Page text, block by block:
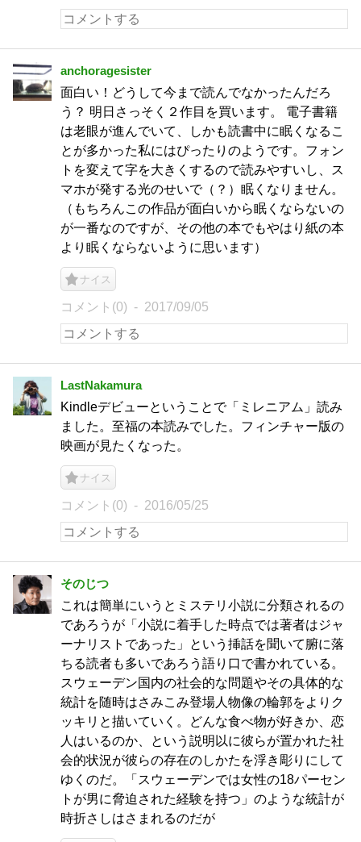
anchoragesister
面白い！どうして今まで読んでなかったんだろ
う？ 明日さっそく２作目を買います。 電子書籍
は老眼が進んでいて、しかも読書中に眠くなるこ
とが多かった私にはぴったりのようです。フォン
トを変えて字を大きくするので読みやすいし、ス
マホが発する光のせいで（？）眠くなりません。
（もちろんこの作品が面白いから眠くならないの
が一番なのですが、その他の本でもやはり紙の本
より眠くならないように思います）
ナイス
コメント(0) 2017/09/05
LastNakamura
Kindleデビューということで「ミレニアム」読み
ました。至福の本読みでした。フィンチャー版の
映画が見たくなった。
ナイス
コメント(0) 2016/05/25
そのじつ
これは簡単にいうとミステリ小説に分類されるの
であろうが「小説に着手した時点では著者はジャ
ーナリストであった」という挿話を聞いて腑に落
ちる読者も多いであろう語り口で書かれている。
スウェーデン国内の社会的な問題やその具体的な
統計を随時はさみこみ登場人物像の輪郭をよりク
ッキリと描いていく。どんな食べ物が好きか、恋
人はいるのか、という説明以に彼らが置かれた社
会的状況が彼らの存在のしかたを浮き彫りにして
ゆくのだ。「スウェーデンでは女性の18パーセン
トが男に脅迫された経験を持つ」のような統計が
時折さしはさまれるのだが